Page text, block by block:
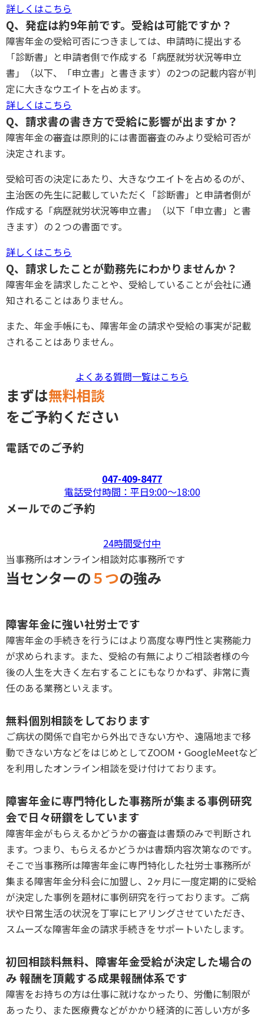
詳しくはこちら
Q、発症は約9年前です。受給は可能ですか？
障害年金の受給可否につきましては、申請時に提出する
「診断書」と申請者側で作成する「病歴就労状況等申立
書」（以下、「申立書」と書きます）の2つの記載内容が判
定に大きなウエイトを占めます。
詳しくはこちら
Q、請求書の書き方で受給に影響が出ますか？
障害年金の審査は原則的には書面審査のみより受給可否が
決定されます。
受給可否の決定にあたり、大きなウエイトを占めるのが、
主治医の先生に記載していただく「診断書」と申請者側が
作成する「病歴就労状況等申立書」（以下「申立書」と書
きます）の２つの書面です。
詳しくはこちら
Q、請求したことが勤務先にわかりませんか？
障害年金を請求したことや、受給していることが会社に通
知されることはありません。
また、年金手帳にも、障害年金の請求や受給の事実が記載
されることはありません。
よくある質問一覧はこちら
まずは無料相談
をご予約ください
電話でのご予約
047-409-8477
電話受付時間：平日9:00〜18:00
メールでのご予約
24時間受付中
当事務所はオンライン相談対応事務所です
当センターの５つの強み
障害年金に強い社労士です
障害年金の手続きを行うにはより高度な専門性と実務能力
が求められます。また、受給の有無によりご相談者様の今
後の人生を大きく左右することにもなりかねず、非常に責
任のある業務といえます。
無料個別相談をしております
ご病状の関係で自宅から外出できない方や、遠隔地まで移
動できない方などをはじめとしてZOOM・GoogleMeetなど
を利用したオンライン相談を受け付けております。
障害年金に専門特化した事務所が集まる事例研究
会で日々研鑽をしています
障害年金がもらえるかどうかの審査は書類のみで判断され
ます。つまり、もらえるかどうかは書類内容次第なのです。
そこで当事務所は障害年金に専門特化した社労士事務所が
集まる障害年金分科会に加盟し、2ヶ月に一度定期的に受給
が決定した事例を題材に事例研究を行っております。ご病
状や日常生活の状況を丁寧にヒアリングさせていただき、
スムーズな障害年金の請求手続きをサポートいたします。
初回相談料無料、障害年金受給が決定した場合の
み 報酬を頂戴する成果報酬体系です
障害をお持ちの方は仕事に就けなかったり、労働に制限が
あったり、また医療費などがかかり経済的に苦しい方が多